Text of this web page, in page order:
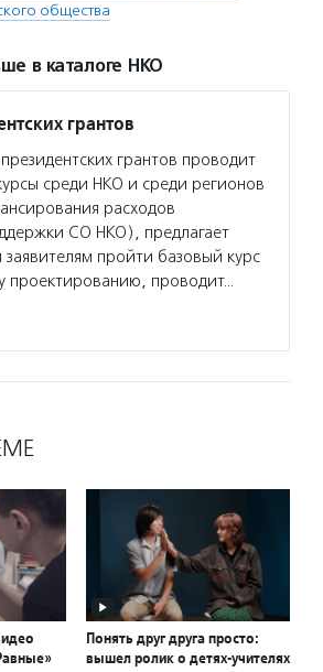
общества
в каталоге НКО
грантов
грантов проводит
среди НКО и среди регионов
расходов
СО НКО), предлагает
пройти базовый курс
проектированию, проводит…
Понять друг друга просто:
вышел ролик о детях-учителях